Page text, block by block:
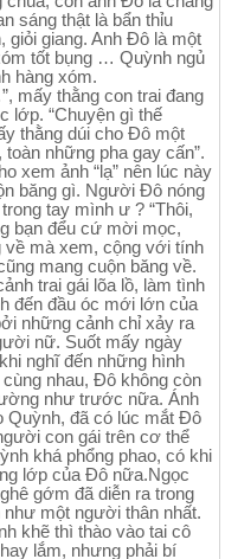
sáng thật là bẩn thỉu
giỏi giang. Anh Đô là một
tốt bụng … Quỳnh ngủ
hàng xóm.
mấy thằng con trai đang
lớp. “Chuyện gì thế
thằng dúi cho Đô một
những pha gay cấn”.
xem ảnh “lạ” nên lúc này
băng gì. Người Đô nóng
tay mình ư ? “Thôi,
bạn đểu cứ mời mọc,
mà xem, cộng với tính
mang cuộn băng về.
trai gái lõa lồ, làm tình
đến đầu óc mới lớn của
những cảnh chỉ xảy ra
nữ. Suốt mấy ngày
nghĩ đến những hình
nhau, Đô không còn
như trước nữa. Ánh
Quỳnh, đã có lúc mắt Đô
con gái trên cơ thể
khá phổng phao, có khi
lớp của Đô nữa.Ngọc
gớm đã diễn ra trong
như một người thân nhất.
khẽ thì thào vào tai cô
lắm, nhưng phải bí